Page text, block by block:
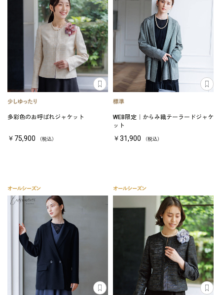
多彩色のお呼ばれジャケット
￥75,900 （税込）
WEB限定｜からみ織テーラードジャケ
ット
￥31,900 （税込）